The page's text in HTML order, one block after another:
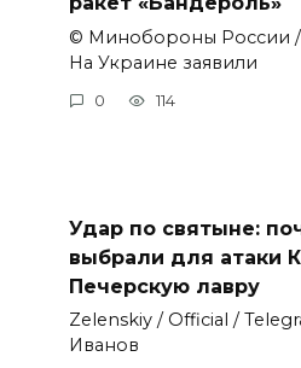
© Минобороны России /
На Украине заявили
0 114
Удар по святыне:
выбрали для атаки
Печерскую лавру
Zеlеnskiу / Оfficiаl /
Иванов